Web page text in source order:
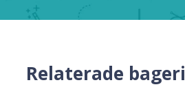
Relaterade